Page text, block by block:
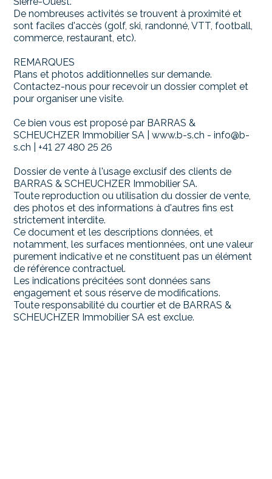
De nombreuses activités se trouvent à proximité et
sont faciles d'accès (golf, ski, randonné, VTT, football,
commerce, restaurant, etc).
REMARQUES
Plans et photos additionnelles sur demande.
Contactez-nous pour recevoir un dossier complet et
pour organiser une visite.
Ce bien vous est proposé par BARRAS &
SCHEUCHZER Immobilier SA | www.b-s.ch - info@b-
s.ch | +41 27 480 25 26
Dossier de vente à l'usage exclusif des clients de
BARRAS & SCHEUCHZER Immobilier SA.
Toute reproduction ou utilisation du dossier de vente,
des photos et des informations à d'autres fins est
strictement interdite.
Ce document et les descriptions données, et
notamment, les surfaces mentionnées, ont une valeur
purement indicative et ne constituent pas un élément
de référence contractuel.
Les indications précitées sont données sans
engagement et sous réserve de modifications.
Toute responsabilité du courtier et de BARRAS &
SCHEUCHZER Immobilier SA est exclue.